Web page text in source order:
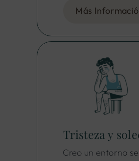
Más
Tristeza y
Creo un entorno